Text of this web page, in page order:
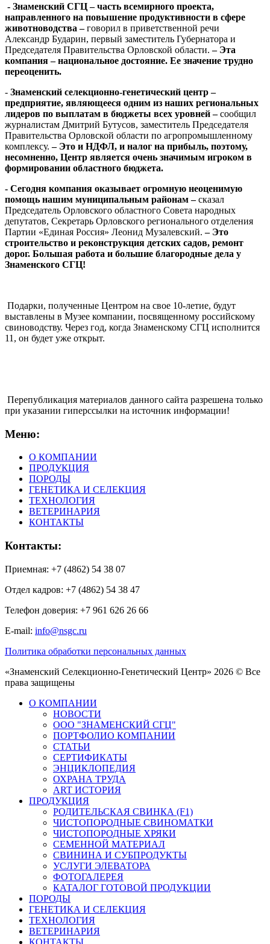
- Знаменский СГЦ – часть всемирного проекта,
направленного на повышение продуктивности в сфере
животноводства –говорил в приветственной речи
Александр Бударин, первый заместитель Губернатора и
Председателя Правительства Орловской области.– Эта
компания – национальное достояние. Ее значение трудно
переоценить.
- Знаменский селекционно-генетический центр –
предприятие, являющееся одним из наших региональных
лидеров по выплатам в бюджеты всех уровней –сообщил
журналистам Дмитрий Бутусов, заместитель Председателя
Правительства Орловской области по агропромышленному
комплексу.– Это и НДФЛ, и налог на прибыль, поэтому,
несомненно, Центр является очень значимым игроком в
формировании областного бюджета.
- Сегодня компания оказывает огромную неоценимую
помощь нашим муниципальным районам –сказал
Председатель Орловского областного Совета народных
депутатов, Секретарь Орловского регионального отделения
Партии «Единая Россия» Леонид Музалевский. – Это
строительство и реконструкция детских садов, ремонт
дорог. Большая работа и большие благородные дела у
Знаменского СГЦ!
Подарки, полученные Центром на свое 10-летие, будут
выставлены в Музее компании, посвященному российскому
свиноводству. Через год, когда Знаменскому СГЦ исполнится
11, он будет уже открыт.
Перепубликация материалов данного сайта разрешена только
при указании гиперсcылки на источник информации!
Меню:
О КОМПАНИИ
ПРОДУКЦИЯ
ПОРОДЫ
ГЕНЕТИКА И СЕЛЕКЦИЯ
ТЕХНОЛОГИЯ
ВЕТЕРИНАРИЯ
КОНТАКТЫ
Контакты:
Приемная: +7 (4862) 54 38 07
Отдел кадров: +7 (4862) 54 38 47
Телефон доверия: +7 961 626 26 66
E-mail: info@nsgc.ru
Политика обработки персональных данных
«Знаменский Селекционно-Генетический Центр» 2026 © Все
права защищены
О КОМПАНИИ
НОВОСТИ
ООО "ЗНАМЕНСКИЙ СГЦ"
ПОРТФОЛИО КОМПАНИИ
СТАТЬИ
СЕРТИФИКАТЫ
ЭНЦИКЛОПЕДИЯ
ОХРАНА ТРУДА
ART ИСТОРИЯ
ПРОДУКЦИЯ
РОДИТЕЛЬСКАЯ СВИНКА (F1)
ЧИСТОПОРОДНЫЕ СВИНОМАТКИ
ЧИСТОПОРОДНЫЕ ХРЯКИ
СЕМЕННОЙ МАТЕРИАЛ
СВИНИНА И СУБПРОДУКТЫ
УСЛУГИ ЭЛЕВАТОРА
ФОТОГАЛЕРЕЯ
КАТАЛОГ ГОТОВОЙ ПРОДУКЦИИ
ПОРОДЫ
ГЕНЕТИКА И СЕЛЕКЦИЯ
ТЕХНОЛОГИЯ
ВЕТЕРИНАРИЯ
КОНТАКТЫ